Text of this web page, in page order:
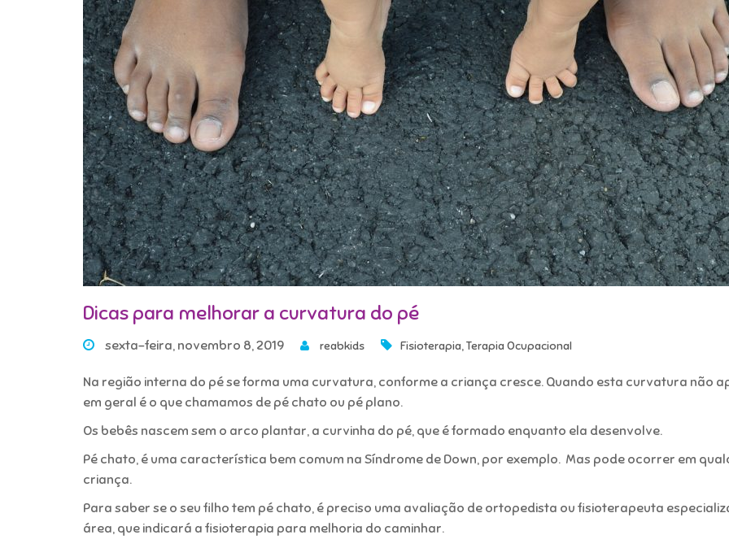
Dicas para melhorar a curvatura do pé
sexta-feira, novembro 8, 2019 reabkids Fisioterapia,Terapia Ocupacional
Na região interna do pé se forma uma curvatura, conforme a criança cresce. Quando esta curvatura não
em geral é o que chamamos de pé chato ou pé plano.
Os bebês nascem sem o arco plantar, a curvinha do pé, que é formado enquanto ela desenvolve.
Pé chato, é uma característica bem comum na Síndrome de Down, por exemplo. Mas pode ocorrer em
criança.
Para saber se o seu filho tem pé chato, é preciso uma avaliação de ortopedista ou fisioterapeuta
área, que indicará a fisioterapia para melhoria do caminhar.